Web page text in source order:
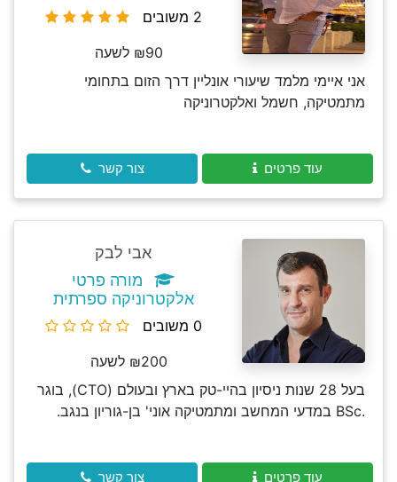
2 משובים
₪90 לשעה
אני איימי מלמד שיעורי אונליין דרך הזום בתחומי
מתמטיקה, חשמל ואלקטרוניקה
עוד פרטים צור קשר
אבי לבק
מורה פרטי
אלקטרוניקה ספרתית
0 משובים
₪200 לשעה
בעל 28 שנות ניסיון בהיי-טק בארץ ובעולם (CTO), בוגר
.BSc במדעי המחשב ומתמטיקה אוני' בן-גוריון בנגב.
עוד פרטים צור קשר